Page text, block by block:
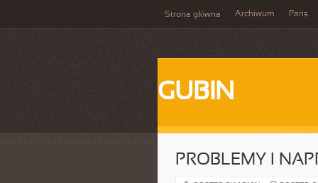
Strona główna Archiwum Paris
GUBIN
PROBLEMY I